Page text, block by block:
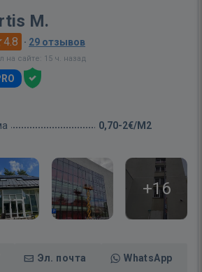
M.
4.8 · 29 отзывов
на сайте: 15 ч. назад
0,70-2€/M2
+16
Эл. почта WhatsApp